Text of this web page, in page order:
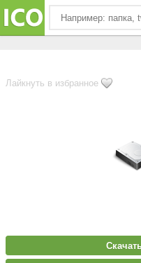
Лайкнуть в избранное